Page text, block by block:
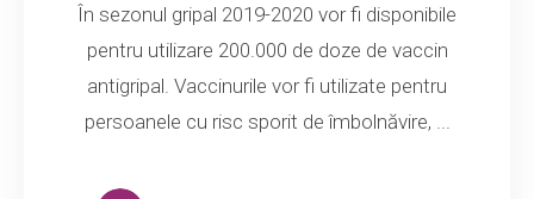
În sezonul gripal 2019-2020 vor fi disponibile
pentru utilizare 200.000 de doze de vaccin
antigripal. Vaccinurile vor fi utilizate pentru
persoanele cu risc sporit de îmbolnăvire, ...